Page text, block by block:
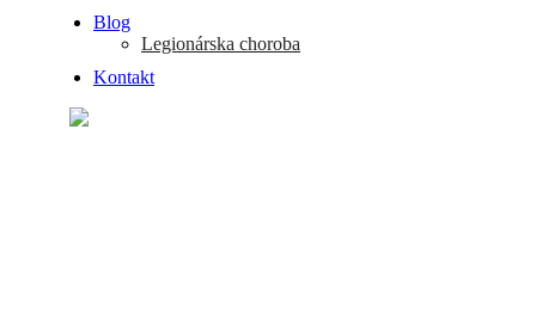
Blog
Legionárska choroba
Kontakt